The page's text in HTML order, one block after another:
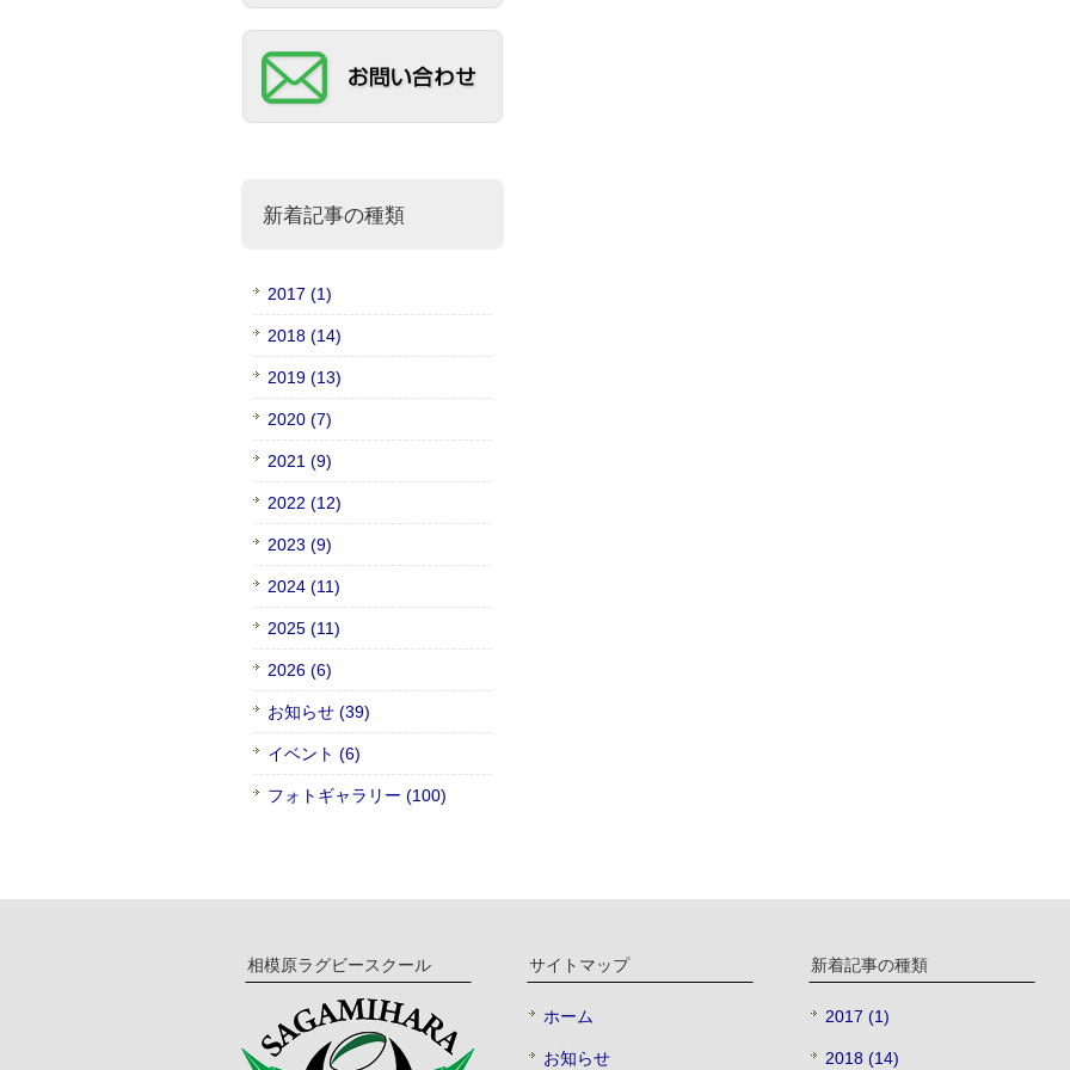
新着記事の種類
2017 (1)
2018 (14)
2019 (13)
2020 (7)
2021 (9)
2022 (12)
2023 (9)
2024 (11)
2025 (11)
2026 (6)
お知らせ (39)
イベント (6)
フォトギャラリー (100)
相模原ラグビースクール サイトマップ
ホーム
お知らせ
新着記事の種類
2017 (1)
2018 (14)